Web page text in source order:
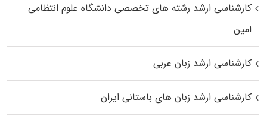
کارشناسی ارشد رﺷﺘﻪ ﻫﺎی تخصصی داﻧﺸﮕﺎه ﻋﻠﻮم انتظامی
اﻣﻴﻦ
کارشناسی ارشد زبان عربی
کارشناسی ارشد زبان‌ های باستانی ایران